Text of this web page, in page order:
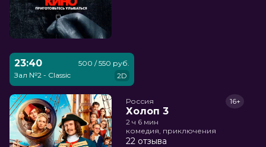
23:40
Зал №2 - Classic
500 / 550 руб.
2D
Россия
Холоп 3
16+
2 ч 6 мин
комедия, приключения
22 отзыва